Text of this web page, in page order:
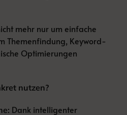
mehr nur um einfache
Themenfindung, Keyword-
Optimierungen
nutzen?
Dank intelligenter